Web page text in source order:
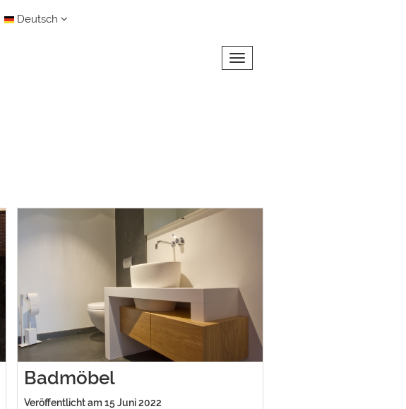
Deutsch
Toggle navigation
Badmöbel
Veröffentlicht am 15 Juni 2022